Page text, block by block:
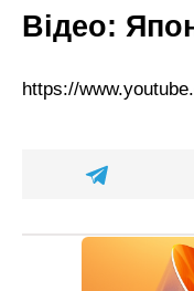
Відео:
https://